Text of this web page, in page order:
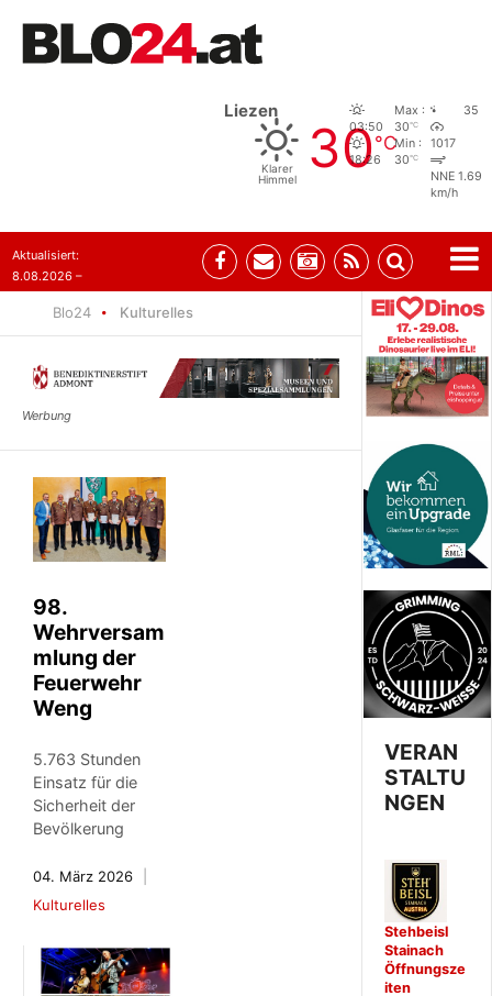
Liezen
Klarer
Himmel
30°C
03:50
18:26
Max :
30°C
Min :
30°C
35
1017
NNE 1.69
km/h
Aktualisiert:
8.08.2026 –
Blo24 Kulturelles
98.
Wehrversam
mlung der
Feuerwehr
Weng
5.763 Stunden
Einsatz für die
Sicherheit der
Bevölkerung
04. März 2026
Kulturelles
VERAN
STALTU
NGEN
Stehbeisl
Stainach
Öffnungsze
iten